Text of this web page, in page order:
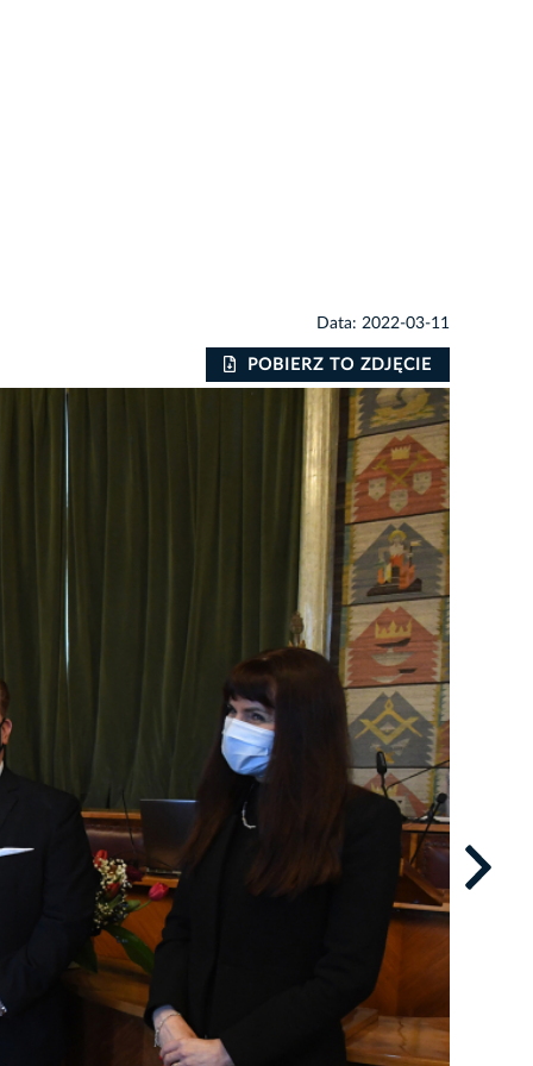
Data: 2022-03-11
POBIERZ TO ZDJĘCIE